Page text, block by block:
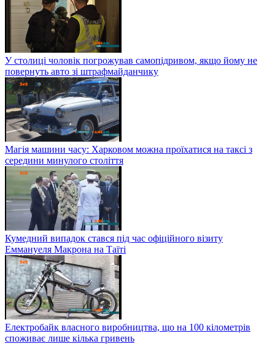
У столиці чоловік погрожував самопідривом, якщо йому не
повернуть авто зі штрафмайданчику
Магія машини часу: Харковом можна проїхатися на таксі з
середини минулого століття
Кумедний випадок стався під час офіційного візиту
Еммануеля Макрона на Таїті
Електробайк власного виробництва, що на 100 кілометрів
споживає лише кілька гривень